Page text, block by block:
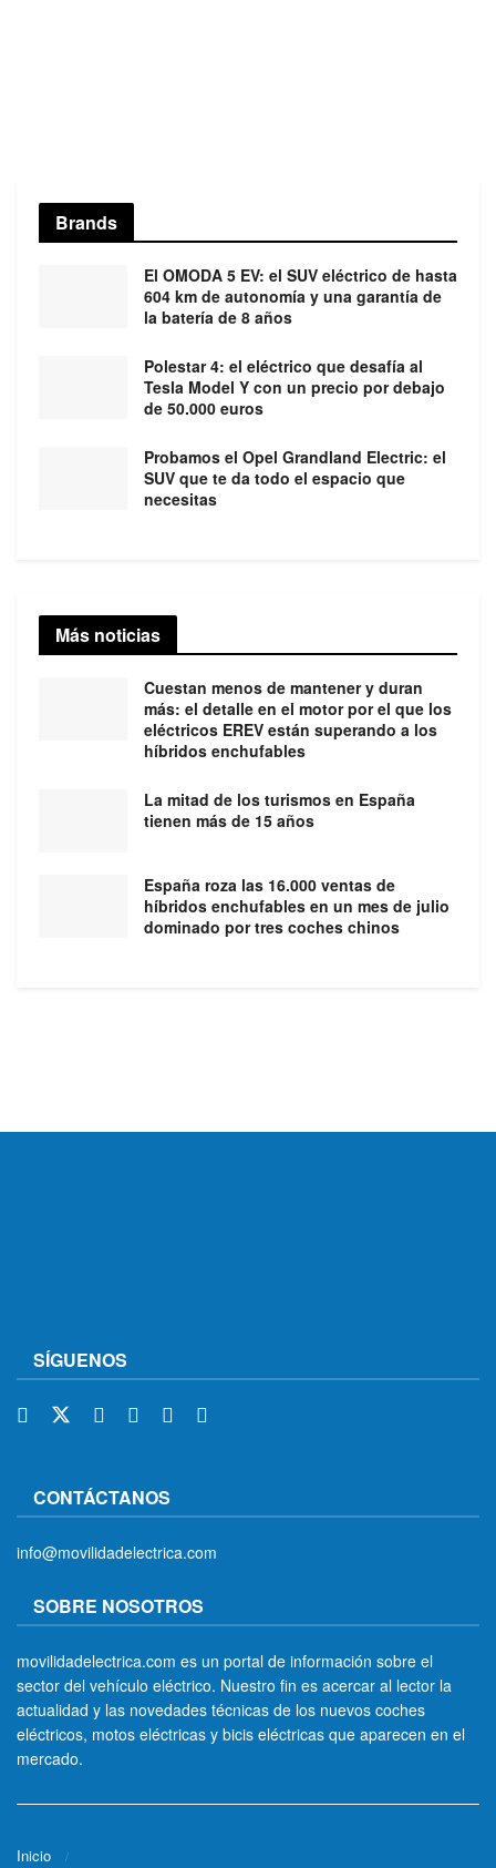
Brands
El OMODA 5 EV: el SUV eléctrico de hasta
604 km de autonomía y una garantía de
la batería de 8 años
Polestar 4: el eléctrico que desafía al
Tesla Model Y con un precio por debajo
de 50.000 euros
Probamos el Opel Grandland Electric: el
SUV que te da todo el espacio que
necesitas
Más noticias
Cuestan menos de mantener y duran
más: el detalle en el motor por el que los
eléctricos EREV están superando a los
híbridos enchufables
La mitad de los turismos en España
tienen más de 15 años
España roza las 16.000 ventas de
híbridos enchufables en un mes de julio
dominado por tres coches chinos
SÍGUENOS
CONTÁCTANOS
info@movilidadelectrica.com
SOBRE NOSOTROS
movilidadelectrica.com es un portal de información sobre el
sector del vehículo eléctrico. Nuestro fin es acercar al lector la
actualidad y las novedades técnicas de los nuevos coches
eléctricos, motos eléctricas y bicis eléctricas que aparecen en el
mercado.
Inicio